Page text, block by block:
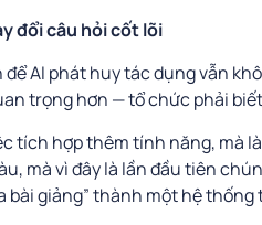
đổi câu hỏi cốt lõi
AI phát huy tác dụng vẫn
trọng hơn — tổ chức phải
tích hợp thêm tính năng, mà
mà vì đây là lần đầu tiên
bài giảng” thành một hệ